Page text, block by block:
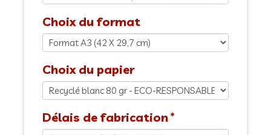
Choix du format
Choix du papier
Délais de fabrication